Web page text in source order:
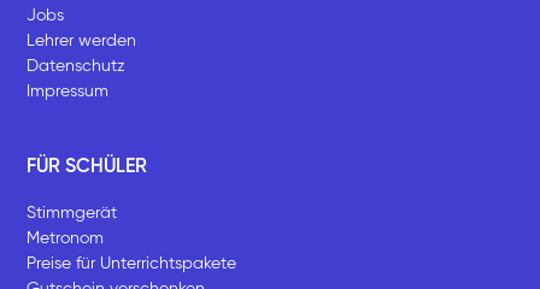
Jobs
Lehrer werden
Datenschutz
Impressum
FÜR SCHÜLER
Stimmgerät
Metronom
Preise für Unterrichtspakete